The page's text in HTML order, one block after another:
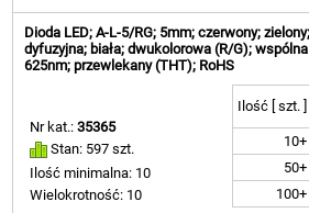
Dioda LED; A-L-5/RG; 5mm; czerwony;
dyfuzyjna; biała; dwukolorowa (R/G);
625nm; przewlekany (THT); RoHS
Nr kat.:35365
Stan: 597 szt.
Ilość minimalna: 10
Wielokrotność: 10
Ilość [ szt. ]
10+
50+
100+